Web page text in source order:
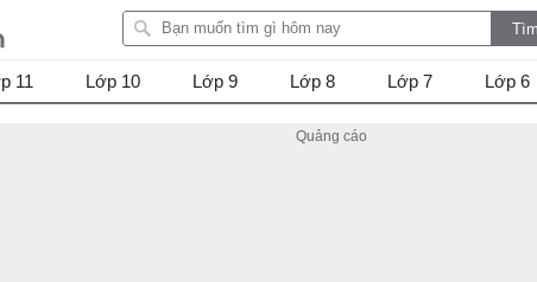
11 Lớp 10 Lớp 9 Lớp 8 Lớp 7 Lớp 6